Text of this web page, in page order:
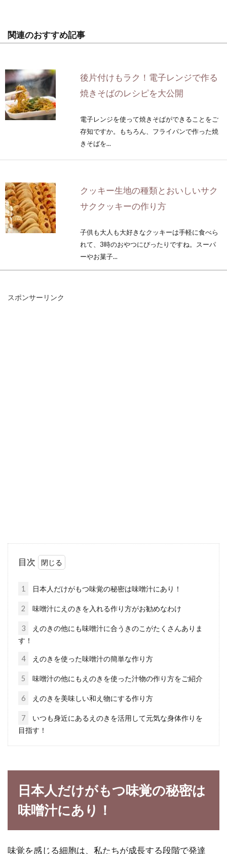
関連のおすすめ記事
後片付けもラク！電子レンジで作る
焼きそばのレシピを大公開
電子レンジを使って焼きそばができることをご
存知ですか。もちろん、フライパンで作った焼
きそばを...
クッキー生地の種類とおいしいサク
サククッキーの作り方
子供も大人も大好きなクッキーは手軽に食べら
れて、3時のおやつにぴったりですね。スーパ
ーやお菓子...
る水1カップって何ml？
いと注意点とは！？
減塩に注意している方は多いですね。しかし、
体に塩は不可欠であることをご存知でしたか？
コン容器がとっても便利！
様々な料理に役立ってくれる電子レンジです
が、なんとなく「蒸す」「茹でる」という調理
スポンサーリンク
目次
1 日本人だけがもつ味覚の秘密は味噌汁にあり！
2 味噌汁にえのきを入れる作り方がお勧めなわけ
3
えのきの他にも味噌汁に合うきのこがたくさんありま
す！
4 えのきを使った味噌汁の簡単な作り方
5 味噌汁の他にもえのきを使った汁物の作り方をご紹介
6 えのきを美味しい和え物にする作り方
7
いつも身近にあるえのきを活用して元気な身体作りを
目指す！
日本人だけがもつ味覚の秘密は
味噌汁にあり！
味覚を感じる細胞は、私たちが成長する段階で発達